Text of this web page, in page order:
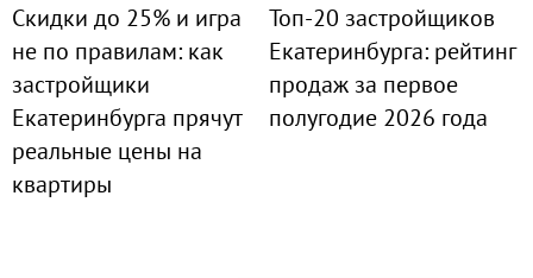
Скидки до 25% и игра
не по правилам: как
застройщики
Екатеринбурга прячут
реальные цены на
квартиры
Топ-20 застройщиков
Екатеринбурга: рейтинг
продаж за первое
полугодие 2026 года